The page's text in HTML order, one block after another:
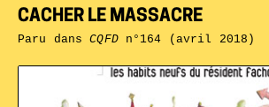
CACHER LE MASSACRE
Paru dansCQFDn°164 (avril 2018)